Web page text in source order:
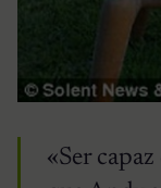
«Ser